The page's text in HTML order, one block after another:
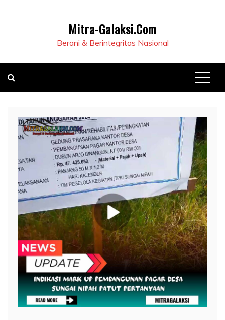
Mitra-Galaksi.Com
Berani & Berintegritas Nasional